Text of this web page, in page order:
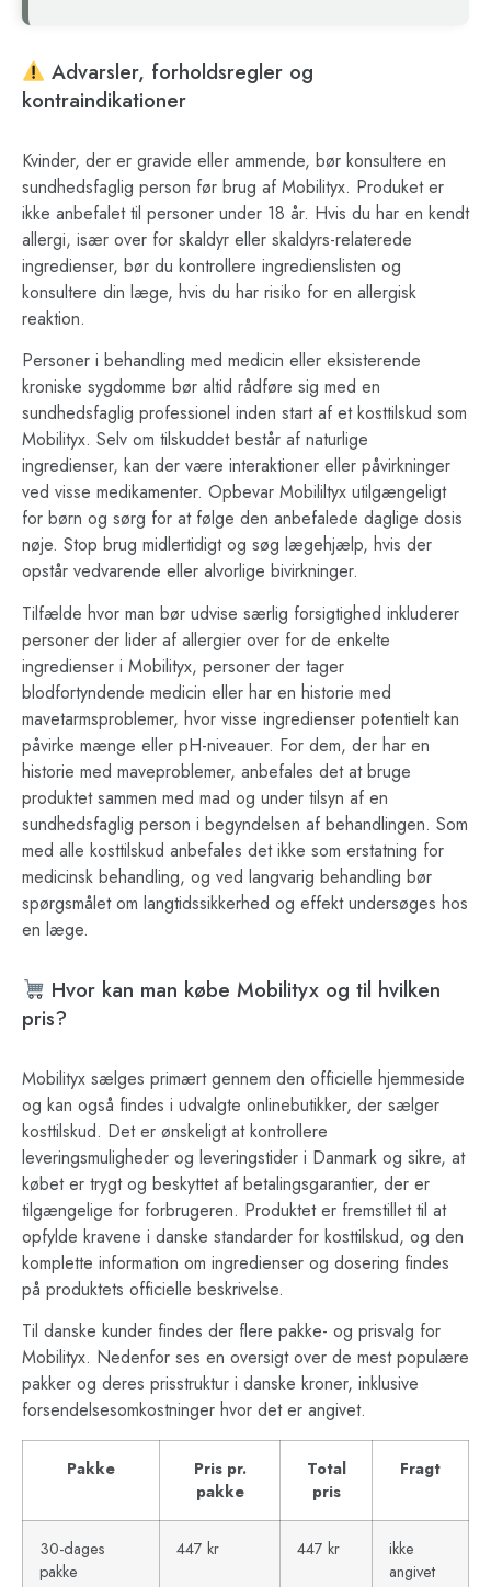
Advarsler, forholdsregler og
kontraindikationer
Kvinder, der er gravide eller ammende, bør konsultere en
sundhedsfaglig person før brug af Mobilityx. Produket er
ikke anbefalet til personer under 18 år. Hvis du har en kendt
allergi, især over for skaldyr eller skaldyrs-relaterede
ingredienser, bør du kontrollere ingredienslisten og
konsultere din læge, hvis du har risiko for en allergisk
reaktion.
Personer i behandling med medicin eller eksisterende
kroniske sygdomme bør altid rådføre sig med en
sundhedsfaglig professionel inden start af et kosttilskud som
Mobilityx. Selv om tilskuddet består af naturlige
ingredienser, kan der være interaktioner eller påvirkninger
ved visse medikamenter. Opbevar Mobililtyx utilgængeligt
for børn og sørg for at følge den anbefalede daglige dosis
nøje. Stop brug midlertidigt og søg lægehjælp, hvis der
opstår vedvarende eller alvorlige bivirkninger.
Tilfælde hvor man bør udvise særlig forsigtighed inkluderer
personer der lider af allergier over for de enkelte
ingredienser i Mobilityx, personer der tager
blodfortyndende medicin eller har en historie med
mavetarmsproblemer, hvor visse ingredienser potentielt kan
påvirke mænge eller pH-niveauer. For dem, der har en
historie med maveproblemer, anbefales det at bruge
produktet sammen med mad og under tilsyn af en
sundhedsfaglig person i begyndelsen af behandlingen. Som
med alle kosttilskud anbefales det ikke som erstatning for
medicinsk behandling, og ved langvarig behandling bør
spørgsmålet om langtidssikkerhed og effekt undersøges hos
en læge.
Hvor kan man købe Mobilityx og til hvilken
pris?
Mobilityx sælges primært gennem den officielle hjemmeside
og kan også findes i udvalgte onlinebutikker, der sælger
kosttilskud. Det er ønskeligt at kontrollere
leveringsmuligheder og leveringstider i Danmark og sikre, at
købet er trygt og beskyttet af betalingsgarantier, der er
tilgængelige for forbrugeren. Produktet er fremstillet til at
opfylde kravene i danske standarder for kosttilskud, og den
komplette information om ingredienser og dosering findes
på produktets officielle beskrivelse.
Til danske kunder findes der flere pakke- og prisvalg for
Mobilityx. Nedenfor ses en oversigt over de mest populære
pakker og deres prisstruktur i danske kroner, inklusive
forsendelsesomkostninger hvor det er angivet.
Pakke
Pris pr.
pakke
Total
pris
Fragt
30-dages
pakke
447 kr 447 kr
ikke
angivet